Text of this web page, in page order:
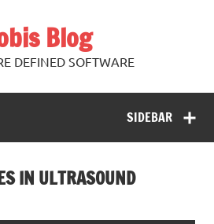
Blog
DEFINED SOFTWARE
SIDEBAR
IN ULTRASOUND